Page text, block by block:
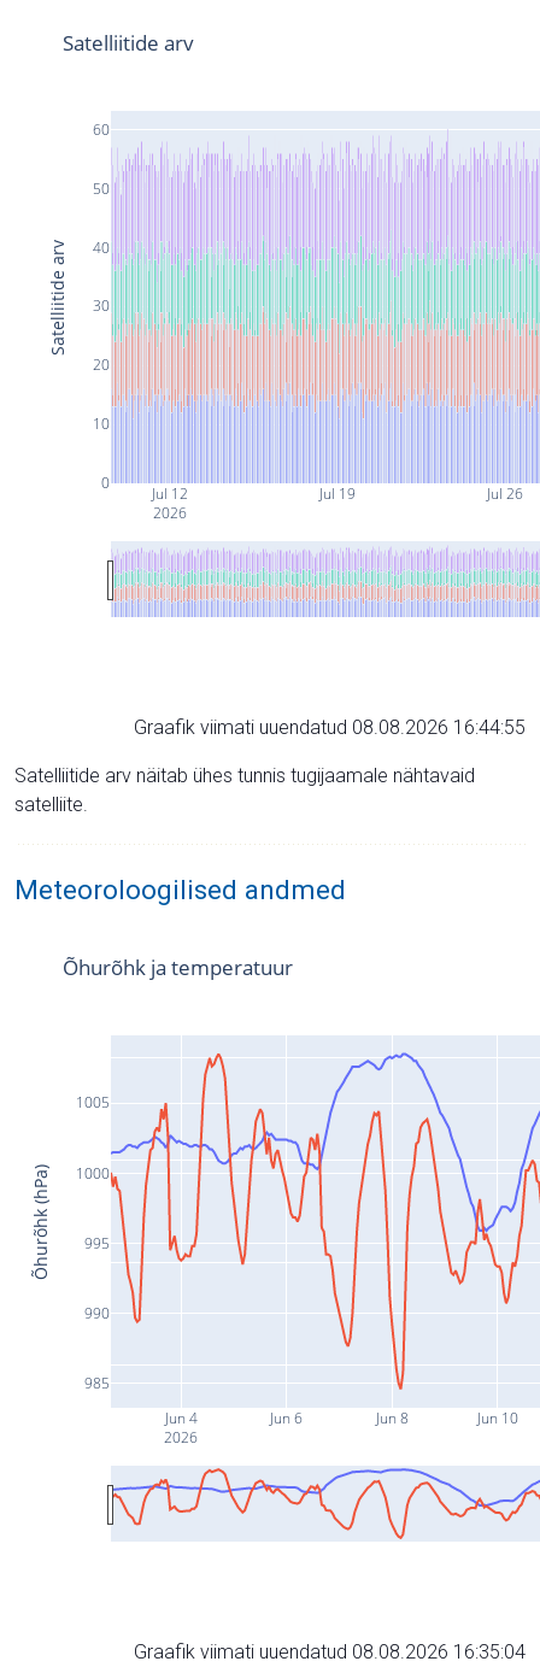
Jul 12
2026
Jul 19 Jul 26
0
10
20
30
40
50
60
Satelliitide arv
Satelliitide arv
Graafik viimati uuendatud 08.08.2026 16:44:55
Satelliitide arv näitab ühes tunnis tugijaamale nähtavaid
satelliite.
Meteoroloogilised andmed
Jun 4
2026
Jun 6 Jun 8 Jun 10
985
990
995
1000
1005
Õhurõhk ja temperatuur
Õhurõhk (hPa)
Graafik viimati uuendatud 08.08.2026 16:35:04